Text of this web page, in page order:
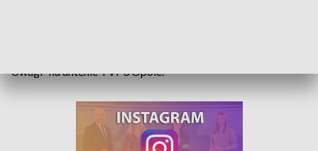
Uwagi” na antenie TVP3 Opole.